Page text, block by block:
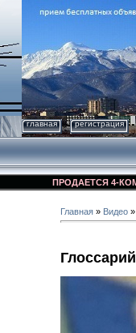
главная регистрация
ПРОДАЕТСЯ 4-
Главная » Видео »
Глоссарий